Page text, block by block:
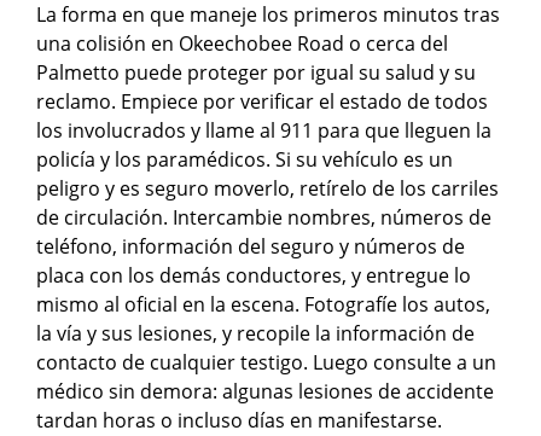
La forma en que maneje los primeros minutos tras
una colisión en Okeechobee Road o cerca del
Palmetto puede proteger por igual su salud y su
reclamo. Empiece por verificar el estado de todos
los involucrados y llame al 911 para que lleguen la
policía y los paramédicos. Si su vehículo es un
peligro y es seguro moverlo, retírelo de los carriles
de circulación. Intercambie nombres, números de
teléfono, información del seguro y números de
placa con los demás conductores, y entregue lo
mismo al oficial en la escena. Fotografíe los autos,
la vía y sus lesiones, y recopile la información de
contacto de cualquier testigo. Luego consulte a un
médico sin demora: algunas lesiones de accidente
tardan horas o incluso días en manifestarse.